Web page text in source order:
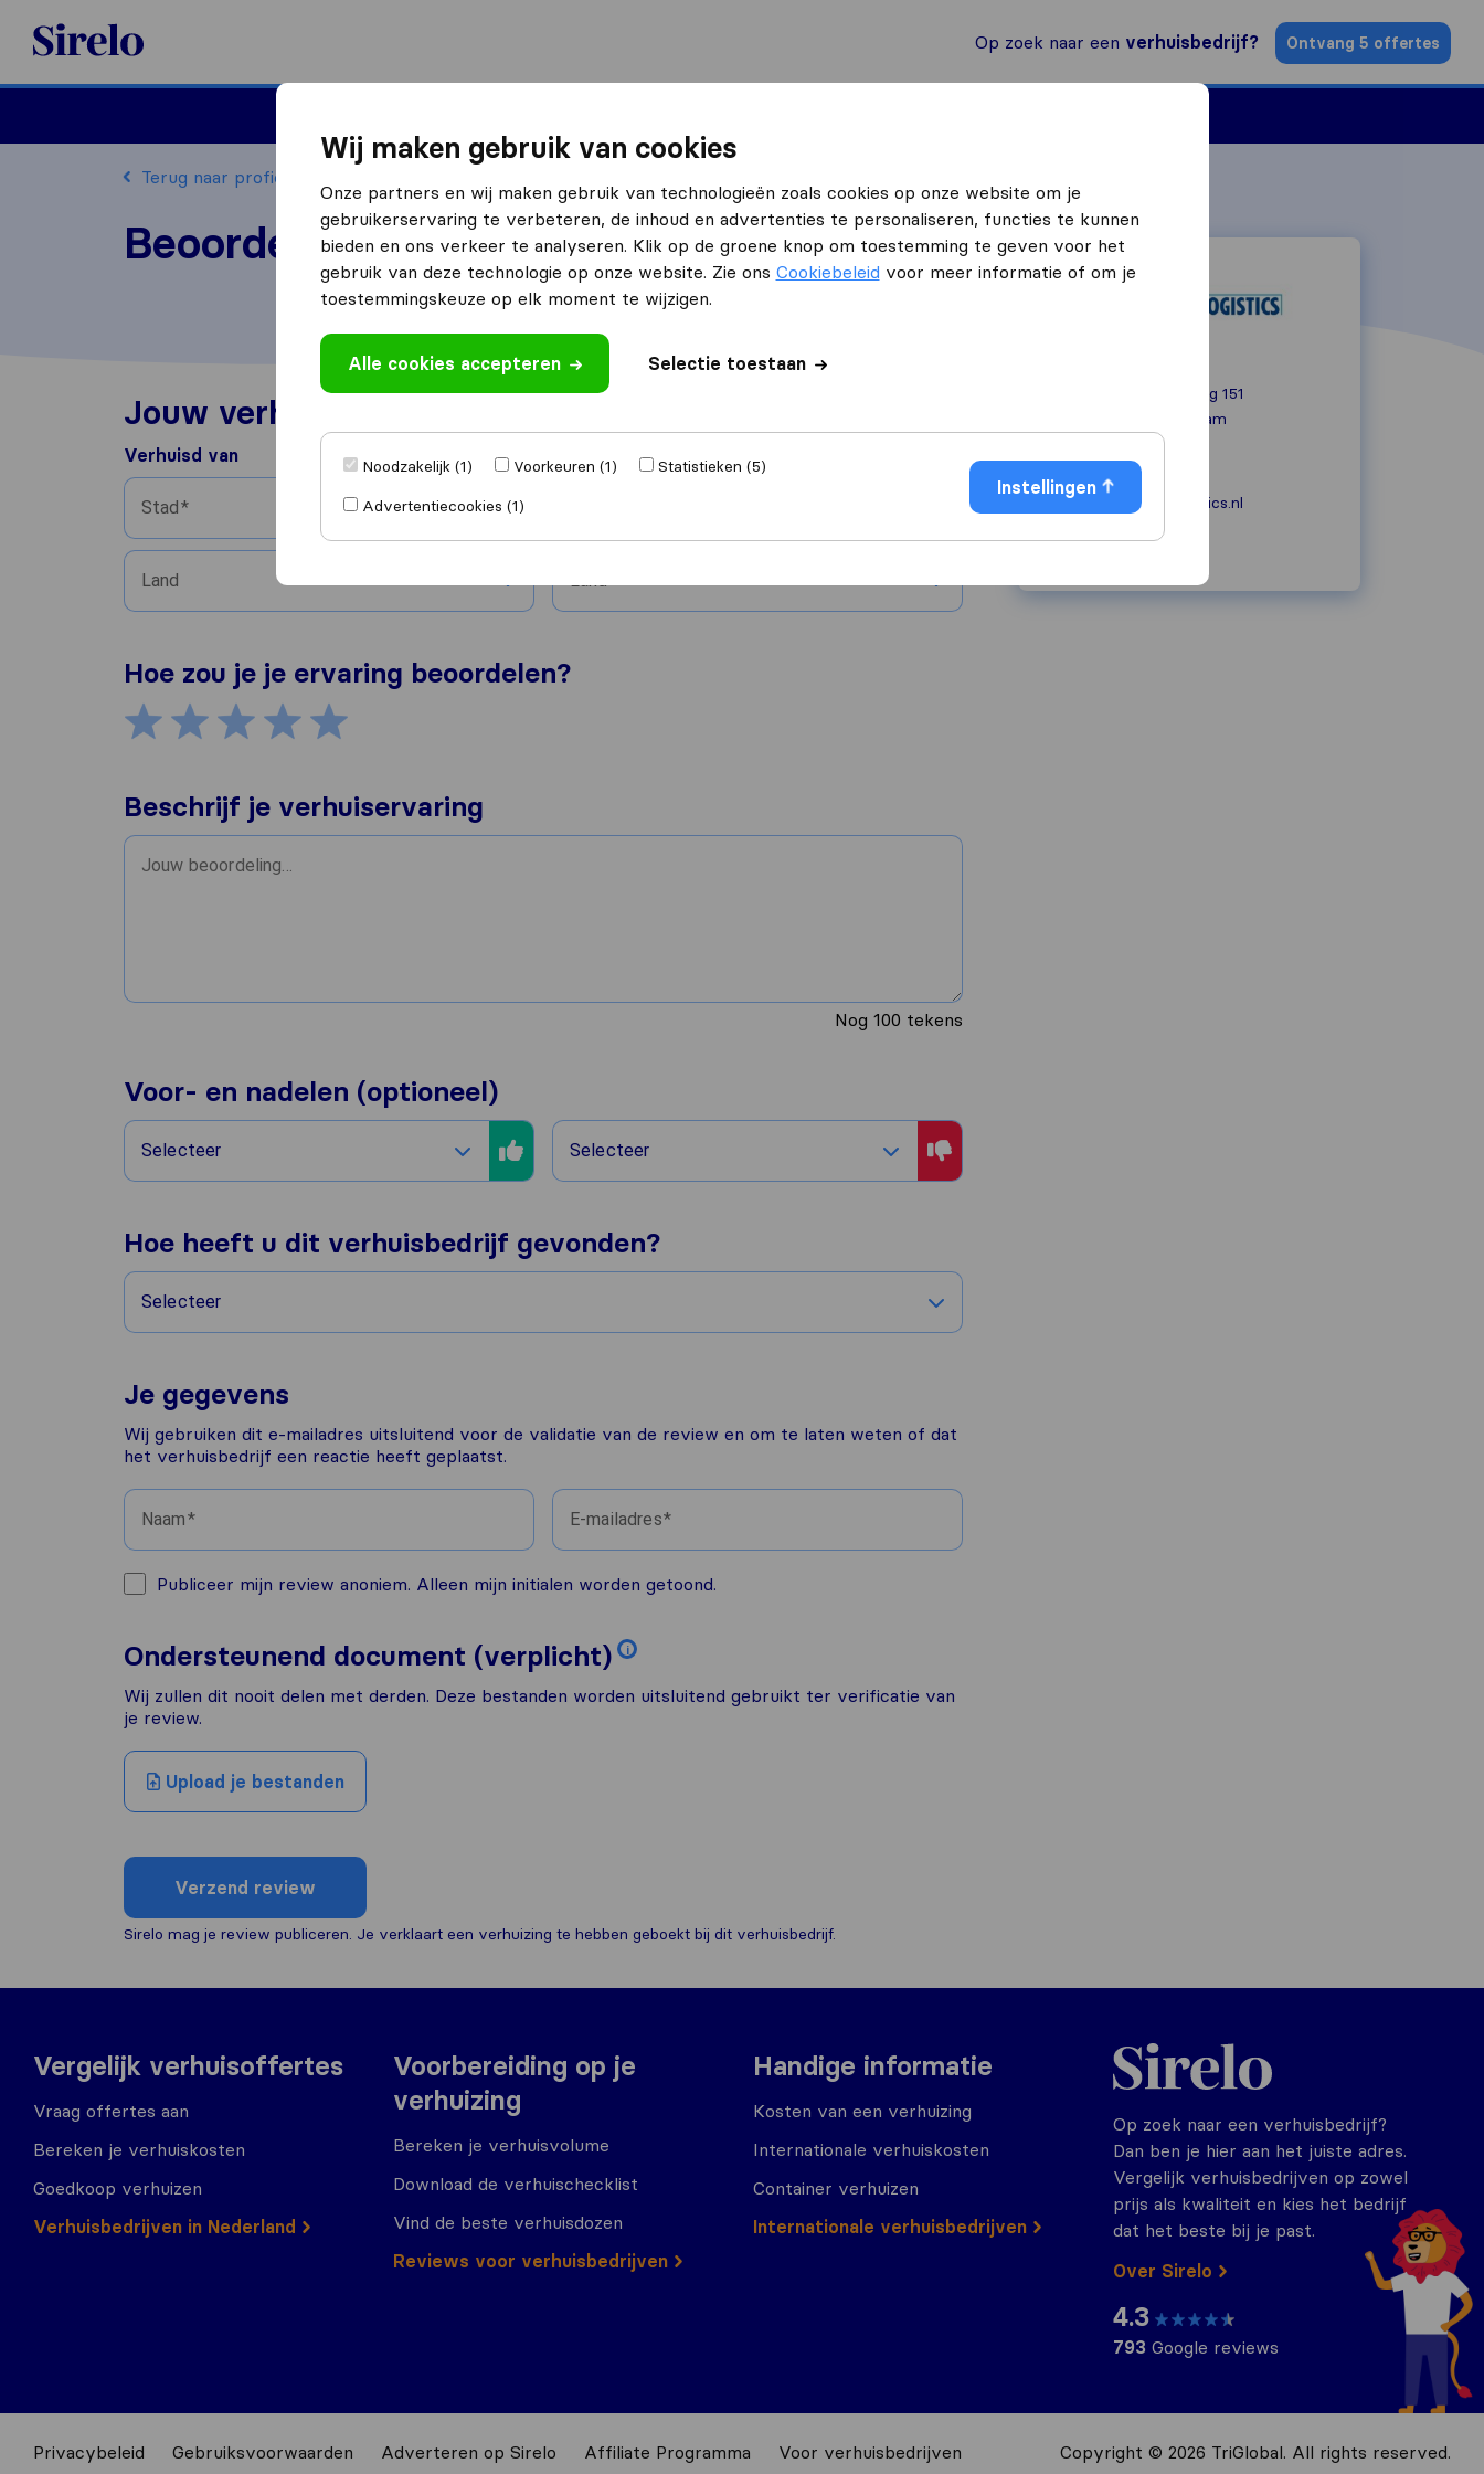
Sirelo.nl
Op zoek naar een verhuisbedrijf? Ontvang 5 offertes
Terug naar profiel
Beoordeel World Freight Logistics NL
Jouw verhuiservaring
Verhuisd van
Stad
Land
Verhuisd naar
Land
Hoe zou je je ervaring beoordelen?
Beschrijf je verhuiservaring
Nog 100 tekens
Voor- en nadelen (optioneel)
Selecteer Selecteer
Hoe heeft u dit verhuisbedrijf gevonden?
Selecteer
Je gegevens
Wij gebruiken dit e-mailadres uitsluitend voor de validatie van de review en om te laten weten of dat
het verhuisbedrijf een reactie heeft geplaatst.
Naam E-mailadres
Publiceer mijn review anoniem. Alleen mijn initialen worden getoond.
Ondersteunend document (verplicht) i
Wij zullen dit nooit delen met derden. Deze bestanden worden uitsluitend gebruikt ter verificatie van
je review.
Upload je bestanden
Verzend review
Sirelo mag je review publiceren. Je verklaart een verhuizing te hebben geboekt bij dit verhuisbedrijf.
Nieuwe Langeweg 151
Rotterdam
010 494 5571
worldfreightlogistics.nl
info@wfl.nl
Vergelijk verhuisoffertes
Vraag offertes aan
Bereken je verhuiskosten
Goedkoop verhuizen
Verhuisbedrijven in Nederland
Voorbereiding op je
verhuizing
Bereken je verhuisvolume
Download de verhuischecklist
Vind de beste verhuisdozen
Reviews voor verhuisbedrijven
Handige informatie
Kosten van een verhuizing
Internationale verhuiskosten
Container verhuizen
Internationale verhuisbedrijven
Sirelo.nl
Op zoek naar een verhuisbedrijf?
Dan ben je hier aan het juiste adres.
Vergelijk verhuisbedrijven op zowel
prijs als kwaliteit en kies het bedrijf
dat het beste bij je past.
Over Sirelo
4.3
793 Google reviews
Privacybeleid Gebruiksvoorwaarden Adverteren op Sirelo Affiliate Programma Voor verhuisbedrijven Copyright © 2026 TriGlobal. All rights reserved.
Wij maken gebruik van cookies
Onze partners en wij maken gebruik van technologieën zoals cookies op onze website om je
gebruikerservaring te verbeteren, de inhoud en advertenties te personaliseren, functies te kunnen
bieden en ons verkeer te analyseren. Klik op de groene knop om toestemming te geven voor het
gebruik van deze technologie op onze website. Zie ons Cookiebeleid voor meer informatie of om je
toestemmingskeuze op elk moment te wijzigen.
Alle cookies accepteren Selectie toestaan
Noodzakelijk (1) Voorkeuren (1)
Statistieken (5)
Advertentiecookies (1)
Instellingen